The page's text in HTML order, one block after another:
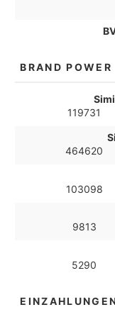
BRAND POWER
119731
464620
103098
9813
5290